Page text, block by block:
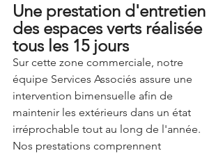
Une prestation d'entretien
des espaces verts réalisée
tous les 15 jours
Sur cette zone commerciale, notre
équipe Services Associés assure une
intervention bimensuelle afin de
maintenir les extérieurs dans un état
irréprochable tout au long de l'année.
Nos prestations comprennent